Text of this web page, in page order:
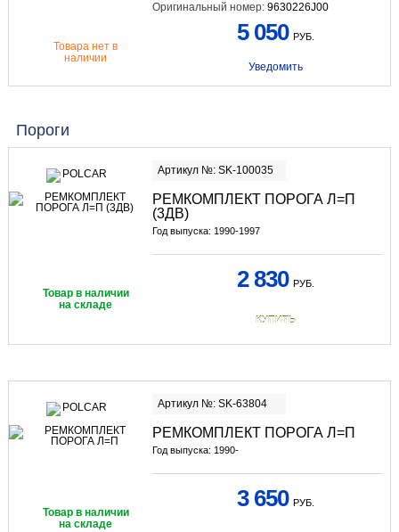
Оригинальный номер: 9630226J00
Товара нет в
наличии
5 050 РУБ.
Уведомить
Пороги
Артикул №: SK-100035
РЕМКОМПЛЕКТ ПОРОГА Л=П
(3ДВ)
Год выпуска: 1990-1997
Товар в наличии
на складе
2 830 РУБ.
КУПИТЬ
Артикул №: SK-63804
РЕМКОМПЛЕКТ ПОРОГА Л=П
Год выпуска: 1990-
Товар в наличии
на складе
3 650 РУБ.